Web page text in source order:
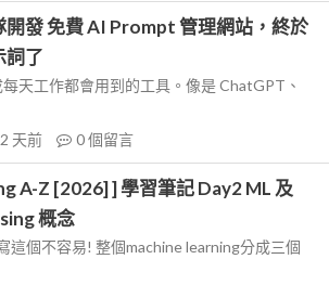
開發 免費 AI Prompt 管理網站，終於
詞了
天工作都會用到的工具。像是 ChatGPT、
2 天前 0個留言
A-Z [2026] ] 學習筆記 Day2 ML 及
概念
這個不容易! 整個machine learning分成三個